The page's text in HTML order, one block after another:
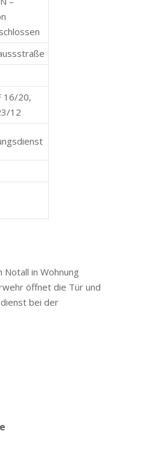
16/20,
12
Notall in Wohnung
öffnet die Tür und
bei der